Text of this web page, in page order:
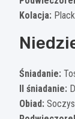
Kolacja:
Śniadanie:
II śniadanie:
Obiad: